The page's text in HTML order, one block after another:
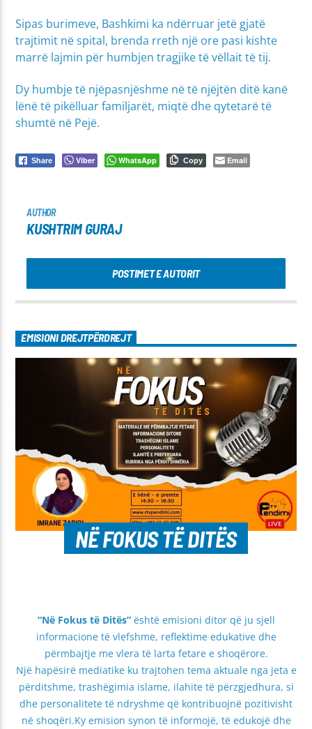
Sipas burimeve, Bashkimi ka ndërruar jetë gjatë
trajtimit në spital, brenda rreth një ore pasi kishte
marrë lajmin për humbjen tragjike të vëllait të tij.
Dy humbje të njëpasnjëshme në të njëjtën ditë kanë
lënë të pikëlluar familjarët, miqtë dhe qytetarë të
shumtë në Pejë.
Share Viber WhatsApp Copy Email
AUTHOR
KUSHTRIM GURAJ
POSTIMET E AUTORIT
EMISIONI DREJTPËRDREJT
NË FOKUS TË DITËS
“Në Fokus të Ditës”është emisioni ditor që ju sjell
informacione të vlefshme, reflektime edukative dhe
përmbajtje me vlera të larta fetare e shoqërore.
Një hapësirë mediatike ku trajtohen tema aktuale nga jeta e
përditshme, trashëgimia islame, ilahite të përzgjedhura, si
dhe personalitete të ndryshme që kontribuojnë pozitivisht
në shoqëri.Ky emision synon të informojë, të edukojë dhe